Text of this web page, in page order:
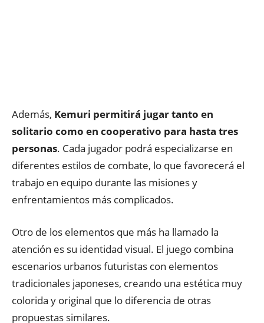
Además, Kemuri permitirá jugar tanto en
solitario como en cooperativo para hasta tres
personas. Cada jugador podrá especializarse en
diferentes estilos de combate, lo que favorecerá el
trabajo en equipo durante las misiones y
enfrentamientos más complicados.
Otro de los elementos que más ha llamado la
atención es su identidad visual. El juego combina
escenarios urbanos futuristas con elementos
tradicionales japoneses, creando una estética muy
colorida y original que lo diferencia de otras
propuestas similares.